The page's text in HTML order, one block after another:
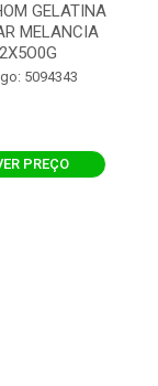
GELATINA
MELANCIA
5094343
PREÇO